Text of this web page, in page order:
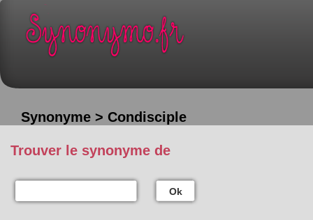
Synonyme > Condisciple
Trouver le synonyme de
Ok